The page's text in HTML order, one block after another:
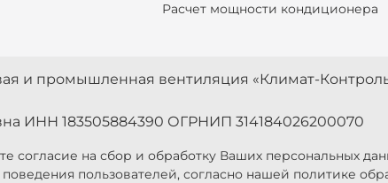
Расчет мощности кондиционера
и промышленная вентиляция «Климат-
ИНН 183505884390 ОГРНИП 314184026200070
согласие на сбор и обработку Ваших персональных
пользователей, согласно нашей политике